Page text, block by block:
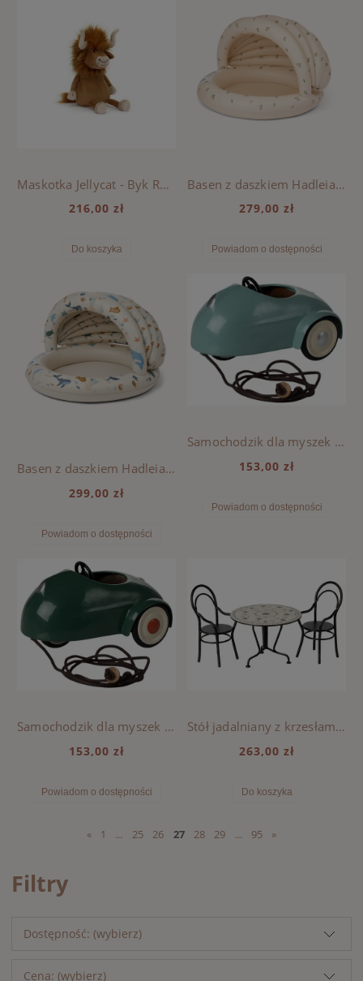
Maskotka Jellycat - Byk Ramone
216,00 zł
Do koszyka
Basen z daszkiem Hadleia Liewood - PEACH / SEA SHELL
279,00 zł
Powiadom o dostępności
Basen z daszkiem Hadleia Liewood - SEA CREATURE / SANDY
299,00 zł
Powiadom o dostępności
Samochodzik dla myszek Maileg - Light blue
153,00 zł
Powiadom o dostępności
Samochodzik dla myszek Maileg - Dark green
153,00 zł
Powiadom o dostępności
Stół jadalniany z krzesłami- Maileg
263,00 zł
Do koszyka
« 1 ... 25 26 27 28 29 ... 95 »
Filtry
Dostępność: (wybierz)
Cena: (wybierz)